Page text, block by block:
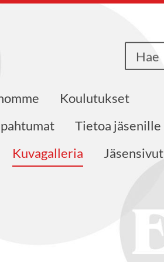
Koulutukset
Tietoa jäsenille
Kuvagalleria
Jäsensivut